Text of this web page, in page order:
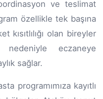
ve teslimat
özellikle tek başına
kısıtlılığı olan bireyler
eczaneye
sağlar.
programımıza kayıtlı